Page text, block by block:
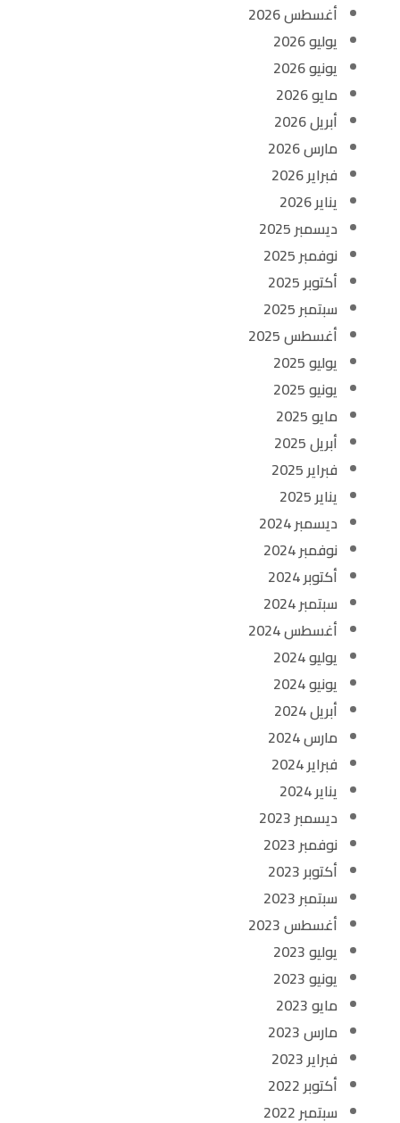
أغسطس 2026
يوليو 2026
يونيو 2026
مايو 2026
أبريل 2026
مارس 2026
فبراير 2026
يناير 2026
ديسمبر 2025
نوفمبر 2025
أكتوبر 2025
سبتمبر 2025
أغسطس 2025
يوليو 2025
يونيو 2025
مايو 2025
أبريل 2025
فبراير 2025
يناير 2025
ديسمبر 2024
نوفمبر 2024
أكتوبر 2024
سبتمبر 2024
أغسطس 2024
يوليو 2024
يونيو 2024
أبريل 2024
مارس 2024
فبراير 2024
يناير 2024
ديسمبر 2023
نوفمبر 2023
أكتوبر 2023
سبتمبر 2023
أغسطس 2023
يوليو 2023
يونيو 2023
مايو 2023
مارس 2023
فبراير 2023
أكتوبر 2022
سبتمبر 2022